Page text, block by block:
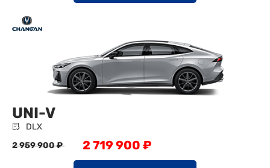
UNI-V
DLX
2 959 900 ₽
2 719 900 ₽